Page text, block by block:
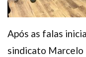
Após as falas
sindicato Marcelo